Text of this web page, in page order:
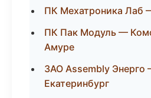
ПК Мехатроника Лаб
ПК Пак Модуль —
Амуре
ЗАО Assembly Энерго
Екатеринбург